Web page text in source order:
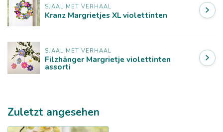
SJAAL MET VERHAAL
Kranz Margrietjes XL violettinten
SJAAL MET VERHAAL
Filzhänger Margrietje violettinten
assorti
Zuletzt angesehen